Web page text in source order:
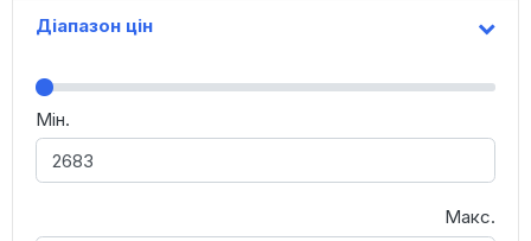
Діапазон цін
Мін.
Макс.